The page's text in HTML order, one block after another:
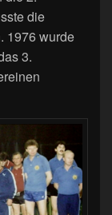
die
1976 wurde
3.